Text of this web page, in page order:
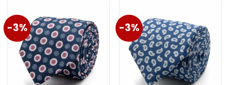
-3% -3%